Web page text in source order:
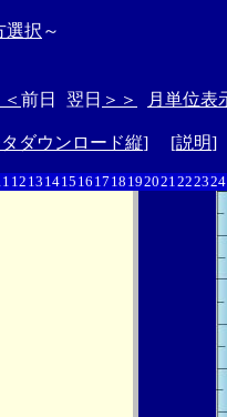
選択 ～
＜ 前日 翌日 ＞＞ 月単位表
ダウンロード縦] [説明]
12 13 1415 16 17 18 192021222324